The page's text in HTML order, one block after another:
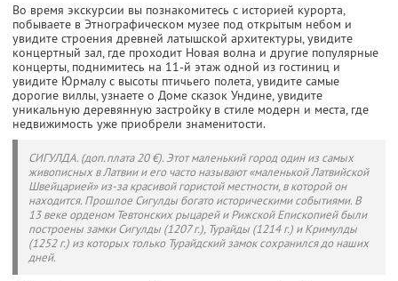
Во время экскурсии вы познакомитесь с историей курорта,
побываете в Этнографическом музее под открытым небом и
увидите строения древней латышской архитектуры, увидите
концертный зал, где проходит Новая волна и другие популярные
концерты, поднимитесь на 11-й этаж одной из гостиниц и
увидите Юрмалу с высоты птичьего полета, увидите самые
дорогие виллы, узнаете о Доме сказок Ундине, увидите
уникальную деревянную застройку в стиле модерн и места, где
недвижимость уже приобрели знаменитости.
СИГУЛДА. (доп.плата 20 €). Этот маленький город один из самых
живописных в Латвии и его часто называют «маленькой Латвийской
Швейцарией» из-за красивой гористой местности, в которой он
находится. Прошлое Сигулды богато историческими событиями. В
13 веке орденом Тевтонских рыцарей и Рижской Епископией были
построены замки Сигулды (1207 г.), Турайды (1214 г.) и Кримулды
(1252 г.) из которых только Турайдский замок сохранился до наших
дней.